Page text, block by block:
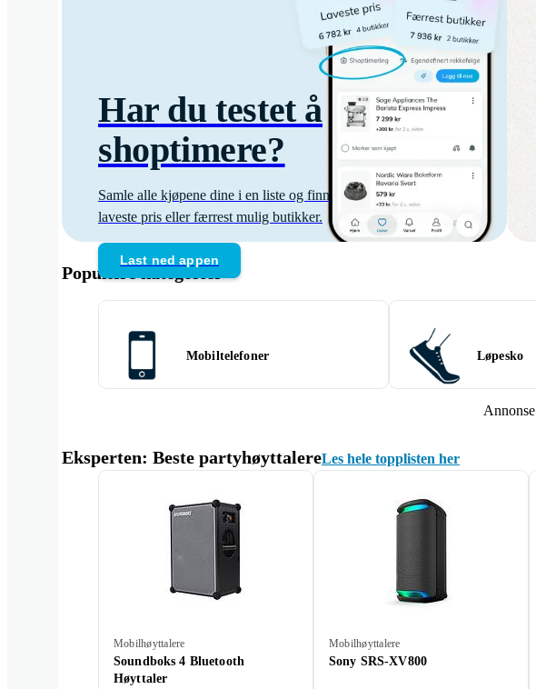
Har du testet å
shoptimere?
Samle alle kjøpene dine i en liste og finn
laveste pris eller færrest mulig butikker.
Last ned appen
Populære kategorier
Mobiltelefoner Løpesko
Annonse
Eksperten: Beste partyhøyttalereLes hele topplisten her
Mobilhøyttalere
Soundboks 4 Bluetooth
Høyttaler
Mobilhøyttalere
Sony SRS-XV800